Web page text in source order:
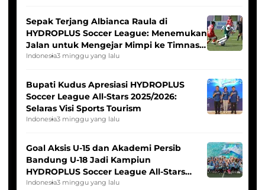
Sepak Terjang Albianca Raula di
HYDROPLUS Soccer League: Menemukan
Jalan untuk Mengejar Mimpi ke Timnas
Indonesia Putri
Indonesia3 minggu yang lalu
Bupati Kudus Apresiasi HYDROPLUS
Soccer League All-Stars 2025/2026:
Selaras Visi Sports Tourism
Indonesia3 minggu yang lalu
Goal Aksis U-15 dan Akademi Persib
Bandung U-18 Jadi Kampiun
HYDROPLUS Soccer League All-Stars
2025/2026
Indonesia3 minggu yang lalu